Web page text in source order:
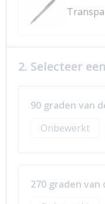
2. Selecteer
90 graden van
Onbewerkt
270 graden van